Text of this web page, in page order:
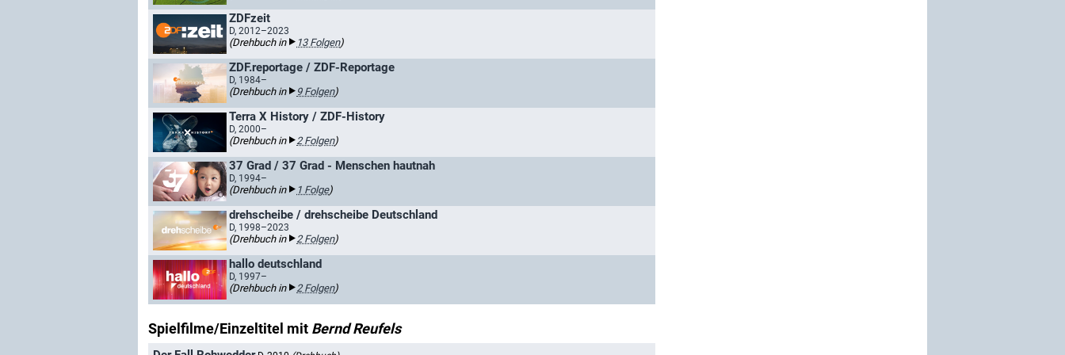
ZDFzeit
D, 2012–2023
(Drehbuch in 13 Folgen)
ZDF.reportage / ZDF-Reportage
D, 1984–
(Drehbuch in 9 Folgen)
Terra X History / ZDF-History
D, 2000–
(Drehbuch in 2 Folgen)
37 Grad / 37 Grad - Menschen hautnah
D, 1994–
(Drehbuch in 1 Folge)
drehscheibe / drehscheibe Deutschland
D, 1998–2023
(Drehbuch in 2 Folgen)
hallo deutschland
D, 1997–
(Drehbuch in 2 Folgen)
Spielfilme/Einzeltitel mit Bernd Reufels